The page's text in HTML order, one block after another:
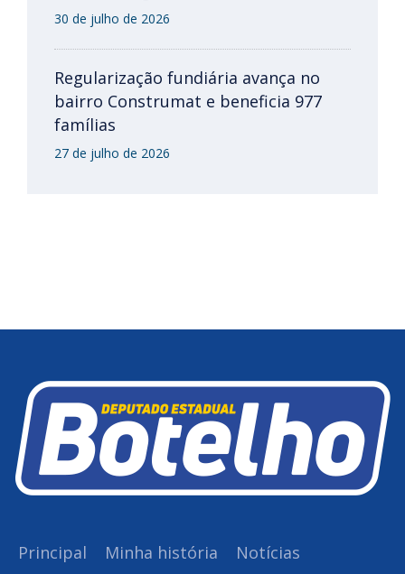
30 de julho de 2026
Regularização fundiária avança no
bairro Construmat e beneficia 977
famílias
27 de julho de 2026
Principal Minha história Notícias